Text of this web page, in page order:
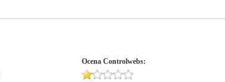
Ocena Controlwebs: